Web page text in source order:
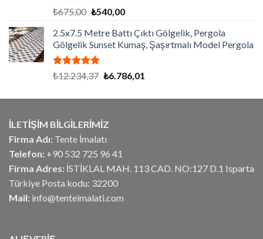
5 üzerinden
oy
aldı
₺675,00 Orijinal
₺675,00.
₺540,00Şu
fiyat:
₺540,00.
2.5x7.5 Metre Battı Çıktı Gölgelik, Pergola
Gölgelik Sunset Kumaş, Şaşırtmalı Model Pergola
5 üzerinden
₺12.234,37 Orijinal
₺12.234,37.
₺6.786,01
fiyat:
İLETİŞİM BİLGİLERİMİZ
Firma Adı: Tente İmalatı
Telefon: +90 532 725 96 41
Firma Adres: İSTİKLAL MAH. 113 CAD. NO:127 D.1 Isparta
Türkiye Posta kodu: 32200
Mail: info@tenteimalati.com